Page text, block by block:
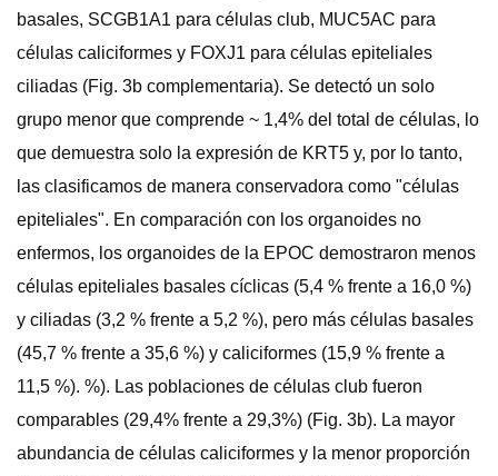
basales, SCGB1A1 para células club, MUC5AC para
células caliciformes y FOXJ1 para células epiteliales
ciliadas (Fig. 3b complementaria). Se detectó un solo
grupo menor que comprende ~ 1,4% del total de células, lo
que demuestra solo la expresión de KRT5 y, por lo tanto,
las clasificamos de manera conservadora como "células
epiteliales". En comparación con los organoides no
enfermos, los organoides de la EPOC demostraron menos
células epiteliales basales cíclicas (5,4 % frente a 16,0 %)
y ciliadas (3,2 % frente a 5,2 %), pero más células basales
(45,7 % frente a 35,6 %) y caliciformes (15,9 % frente a
11,5 %). %). Las poblaciones de células club fueron
comparables (29,4% frente a 29,3%) (Fig. 3b). La mayor
abundancia de células caliciformes y la menor proporción